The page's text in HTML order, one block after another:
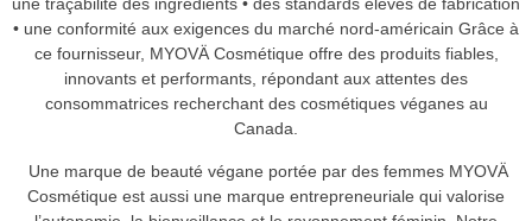
une traçabilité des ingrédients • des standards élevés de fabrication
• une conformité aux exigences du marché nord-américain Grâce à
ce fournisseur, MYOVÄ Cosmétique offre des produits fiables,
innovants et performants, répondant aux attentes des
consommatrices recherchant des cosmétiques véganes au
Canada.
Une marque de beauté végane portée par des femmes MYOVÄ
Cosmétique est aussi une marque entrepreneuriale qui valorise